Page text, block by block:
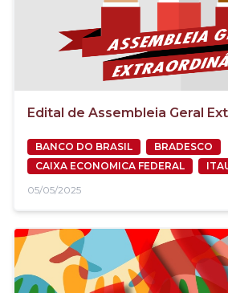
Edital de Assembleia Geral
BANCO DO BRASIL
BRADESCO
CAIXA ECONOMICA FEDERAL
05/05/2025